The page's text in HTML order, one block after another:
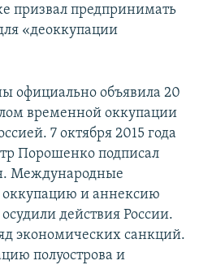
призвал предпринимать
«деоккупации
официально объявила 20
временной оккупации
7 октября 2015 года
Порошенко подписал
Международные
и аннексию
действия России.
экономических санкций.
полуострова и